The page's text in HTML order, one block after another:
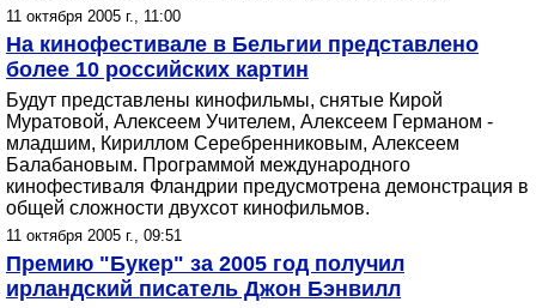
11 октября 2005 г., 11:00
На кинофестивале в Бельгии представлено
более 10 российских картин
Будут представлены кинофильмы, снятые Кирой
Муратовой, Алексеем Учителем, Алексеем Германом -
младшим, Кириллом Серебренниковым, Алексеем
Балабановым. Программой международного
кинофестиваля Фландрии предусмотрена демонстрация в
общей сложности двухсот кинофильмов.
11 октября 2005 г., 09:51
Премию "Букер" за 2005 год получил
ирландский писатель Джон Бэнвилл